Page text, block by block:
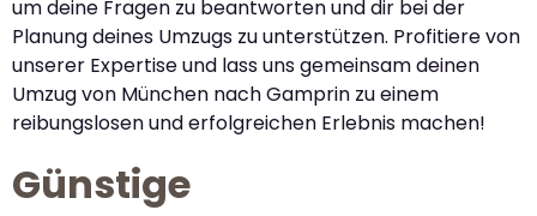
um deine Fragen zu beantworten und dir bei der
Planung deines Umzugs zu unterstützen. Profitiere von
unserer Expertise und lass uns gemeinsam deinen
Umzug von München nach Gamprin zu einem
reibungslosen und erfolgreichen Erlebnis machen!
Günstige